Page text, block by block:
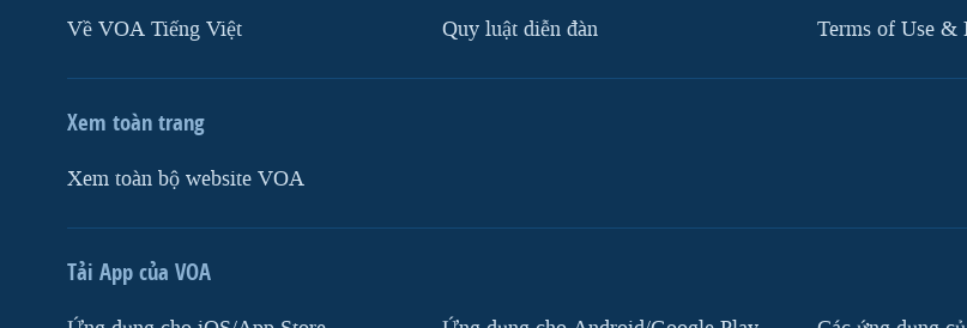
Về VOA Tiếng Việt Quy luật diễn đàn Terms of Use &
Xem toàn trang
Xem toàn bộ website VOA
Tải App của VOA